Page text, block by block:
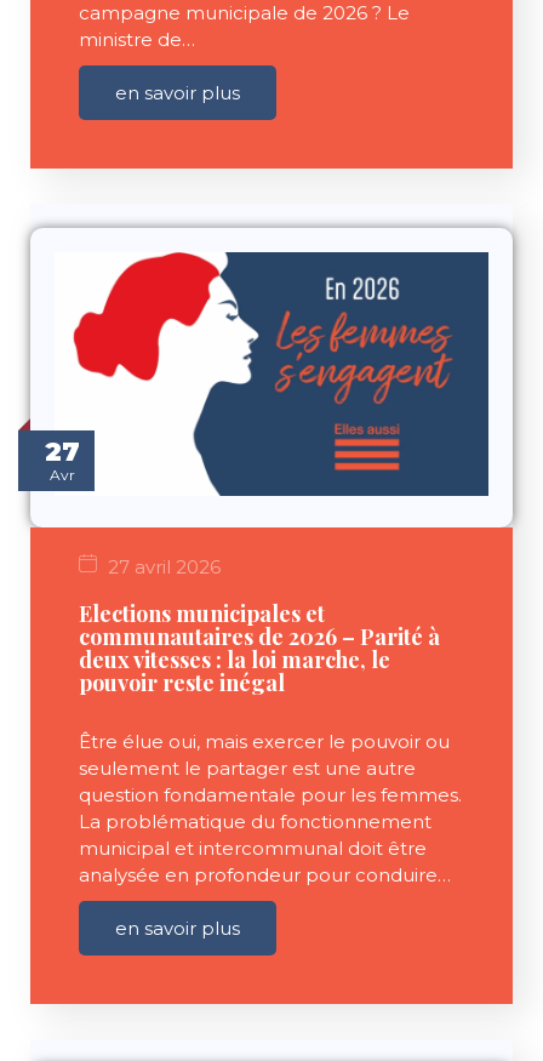
campagne municipale de 2026 ? Le
ministre de…
en savoir plus
27
Avr
27 avril 2026
Elections municipales et
communautaires de 2026 – Parité à
deux vitesses : la loi marche, le
pouvoir reste inégal
Être élue oui, mais exercer le pouvoir ou
seulement le partager est une autre
question fondamentale pour les femmes.
La problématique du fonctionnement
municipal et intercommunal doit être
analysée en profondeur pour conduire…
en savoir plus